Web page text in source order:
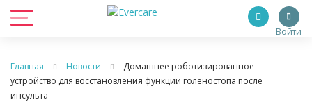
Войти
Главная Новости
Домашнее роботизированное
устройство для восстановления функции голеностопа после
инсульта